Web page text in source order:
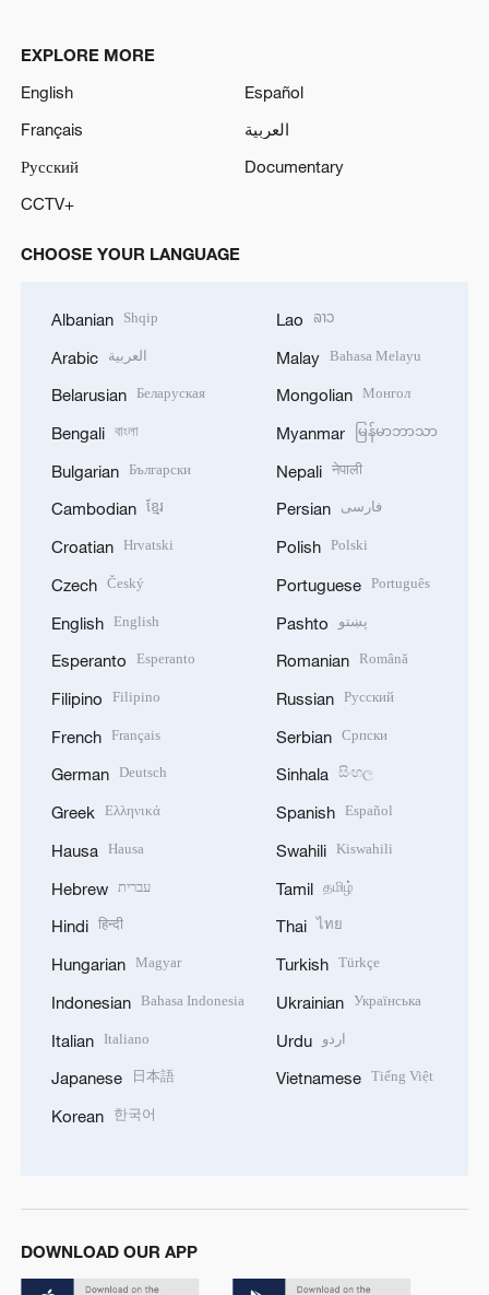
EXPLORE MORE
English
Español
Français
العربية
Русский
Documentary
CCTV+
CHOOSE YOUR LANGUAGE
Albanian Shqip
Arabic العربية
Belarusian Беларуская
Bengali বাংলা
Bulgarian Български
Cambodian ខ្មែរ
Croatian Hrvatski
Czech Český
English English
Esperanto Esperanto
Filipino Filipino
French Français
German Deutsch
Greek Ελληνικά
Hausa Hausa
Hebrew עברית
Hindi हिन्दी
Hungarian Magyar
Indonesian Bahasa Indonesia
Italian Italiano
Japanese 日本語
Korean 한국어
Lao ລາວ
Malay Bahasa Melayu
Mongolian Монгол
Myanmar မြန်မာဘာသာ
Nepali नेपाली
Persian فارسی
Polish Polski
Portuguese Português
Pashto پښتو
Romanian Română
Russian Русский
Serbian Српски
Sinhala සිංහල
Spanish Español
Swahili Kiswahili
Tamil தமிழ்
Thai ไทย
Turkish Türkçe
Ukrainian Українська
Urdu اردو
Vietnamese Tiếng Việt
DOWNLOAD OUR APP